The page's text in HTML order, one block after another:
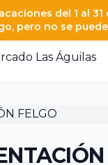
del 1 al
pero no se